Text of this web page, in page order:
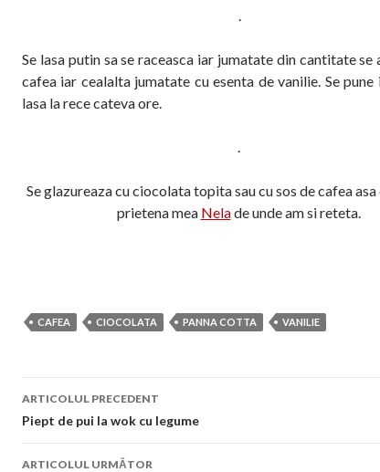
.
Se lasa putin sa se raceasca iar jumatate din cantitate se
cafea iar cealalta jumatate cu esenta de vanilie. Se pune
lasa la rece cateva ore.
.
Se glazureaza cu ciocolata topita sau cu sos de cafea
prietena mea Nelade unde am si reteta.
CAFEA CIOCOLATA PANNA COTTA VANILIE
Navigare
în
articol
ARTICOLUL PRECEDENT
Piept de pui la wok cu legume
ARTICOLUL URMĂTOR